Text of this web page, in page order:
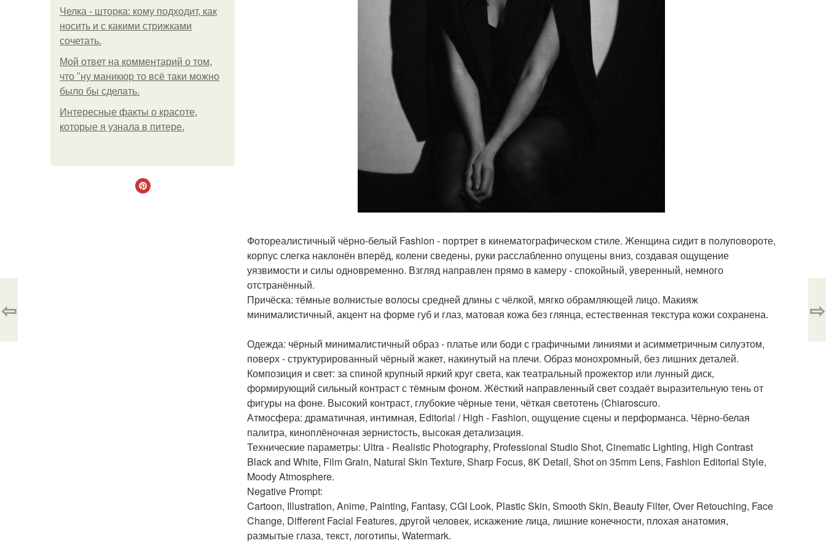
Челка - шторка: кому подходит, как
носить и с какими стрижками
сочетать.
Мой ответ на комментарий о том,
что "ну маникюр то всё таки можно
было бы сделать.
Интересные факты о красоте,
которые я узнала в питере.
Фотореалистичный чёрно-белый Fashion - портрет в кинематографическом стиле. Женщина сидит в полуповороте,
корпус слегка наклонён вперёд, колени сведены, руки расслабленно опущены вниз, создавая ощущение
уязвимости и силы одновременно. Взгляд направлен прямо в камеру - спокойный, уверенный, немного
отстранённый.
Причёска: тёмные волнистые волосы средней длины с чёлкой, мягко обрамляющей лицо. Макияж
минималистичный, акцент на форме губ и глаз, матовая кожа без глянца, естественная текстура кожи сохранена.
Одежда: чёрный минималистичный образ - платье или боди с графичными линиями и асимметричным силуэтом,
поверх - структурированный чёрный жакет, накинутый на плечи. Образ монохромный, без лишних деталей.
Композиция и свет: за спиной крупный яркий круг света, как театральный прожектор или лунный диск,
формирующий сильный контраст с тёмным фоном. Жёсткий направленный свет создаёт выразительную тень от
фигуры на фоне. Высокий контраст, глубокие чёрные тени, чёткая светотень (Chiaroscuro.
Атмосфера: драматичная, интимная, Editorial / High - Fashion, ощущение сцены и перформанса. Чёрно-белая
палитра, киноплёночная зернистость, высокая детализация.
Технические параметры: Ultra - Realistic Photography, Professional Studio Shot, Cinematic Lighting, High Contrast
Black and White, Film Grain, Natural Skin Texture, Sharp Focus, 8K Detail, Shot on 35mm Lens, Fashion Editorial Style,
Moody Atmosphere.
Negative Prompt:
Cartoon, Illustration, Anime, Painting, Fantasy, CGI Look, Plastic Skin, Smooth Skin, Beauty Filter, Over Retouching, Face
Change, Different Facial Features, другой человек, искажение лица, лишние конечности, плохая анатомия,
размытые глаза, текст, логотипы, Watermark.
⇦ ⇨